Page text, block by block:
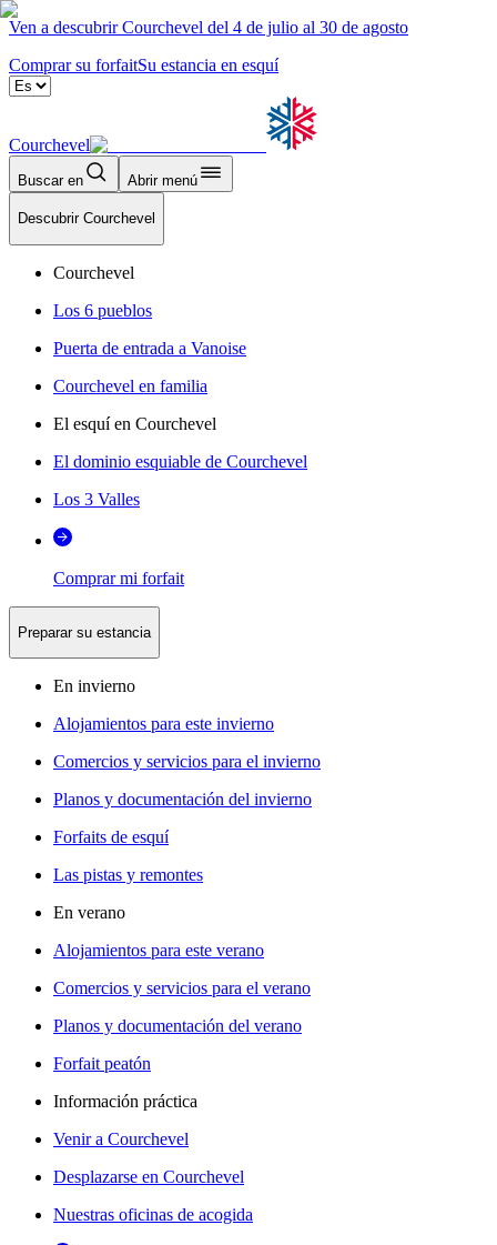
Ven a descubrir Courchevel del 4 de julio al 30 de agosto
Comprar su forfaitSu estancia en esquí
Courchevel
Buscar en Abrir menú
Descubrir Courchevel
Courchevel
Los 6 pueblos
Puerta de entrada a Vanoise
Courchevel en familia
El esquí en Courchevel
El dominio esquiable de Courchevel
Los 3 Valles
Comprar mi forfait
Preparar su estancia
En invierno
Alojamientos para este invierno
Comercios y servicios para el invierno
Planos y documentación del invierno
Forfaits de esquí
Las pistas y remontes
En verano
Alojamientos para este verano
Comercios y servicios para el verano
Planos y documentación del verano
Forfait peatón
Información práctica
Venir a Courchevel
Desplazarse en Courchevel
Nuestras oficinas de acogida